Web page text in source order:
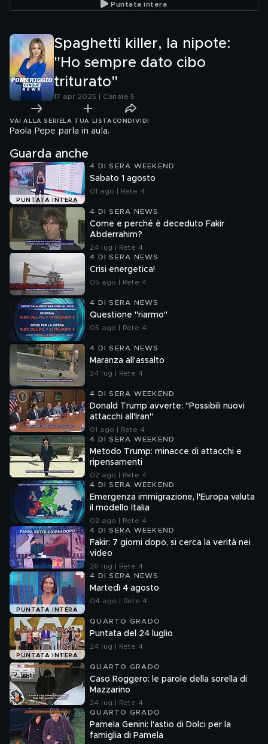
Puntata intera
Spaghetti killer, la nipote:
"Ho sempre dato cibo
triturato"
17 apr 2025 | Canale 5
VAI ALLA SERIE LA TUA LISTA CONDIVIDI
Paola Pepe parla in aula.
Guarda anche
PUNTATA INTERA
4 DI SERA WEEKEND
Sabato 1 agosto
01 ago | Rete 4
4 DI SERA NEWS
Come e perché è deceduto Fakir
Abderrahim?
24 lug | Rete 4
4 DI SERA NEWS
Crisi energetica!
05 ago | Rete 4
4 DI SERA NEWS
Questione "riarmo"
05 ago | Rete 4
4 DI SERA NEWS
Maranza all'assalto
24 lug | Rete 4
4 DI SERA WEEKEND
Donald Trump avverte: "Possibili nuovi
attacchi all'Iran"
01 ago | Rete 4
4 DI SERA WEEKEND
Metodo Trump: minacce di attacchi e
ripensamenti
02 ago | Rete 4
4 DI SERA WEEKEND
Emergenza immigrazione, l'Europa valuta
il modello Italia
02 ago | Rete 4
4 DI SERA WEEKEND
Fakir: 7 giorni dopo, si cerca la verità nei
video
26 lug | Rete 4
PUNTATA INTERA
4 DI SERA NEWS
Martedì 4 agosto
04 ago | Rete 4
PUNTATA INTERA
QUARTO GRADO
Puntata del 24 luglio
24 lug | Rete 4
QUARTO GRADO
Caso Roggero: le parole della sorella di
Mazzarino
24 lug | Rete 4
QUARTO GRADO
Pamela Genini: l'astio di Dolci per la
famiglia di Pamela